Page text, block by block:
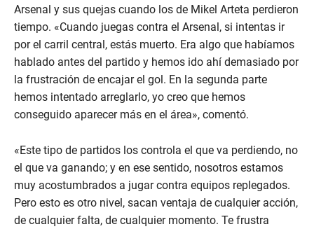
Arsenal y sus quejas cuando los de Mikel Arteta perdieron
tiempo. «Cuando juegas contra el Arsenal, si intentas ir
por el carril central, estás muerto. Era algo que habíamos
hablado antes del partido y hemos ido ahí demasiado por
la frustración de encajar el gol. En la segunda parte
hemos intentado arreglarlo, yo creo que hemos
conseguido aparecer más en el área», comentó.
«Este tipo de partidos los controla el que va perdiendo, no
el que va ganando; y en ese sentido, nosotros estamos
muy acostumbrados a jugar contra equipos replegados.
Pero esto es otro nivel, sacan ventaja de cualquier acción,
de cualquier falta, de cualquier momento. Te frustra